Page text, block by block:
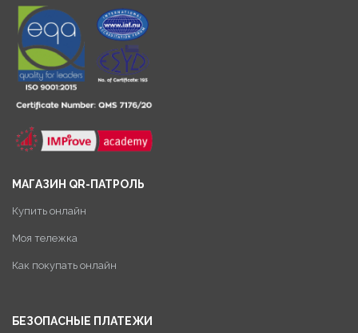
МАГАЗИН QR-ПАТРОЛЬ
Купить онлайн
Моя тележка
Как покупать онлайн
БЕЗОПАСНЫЕ ПЛАТЕЖИ